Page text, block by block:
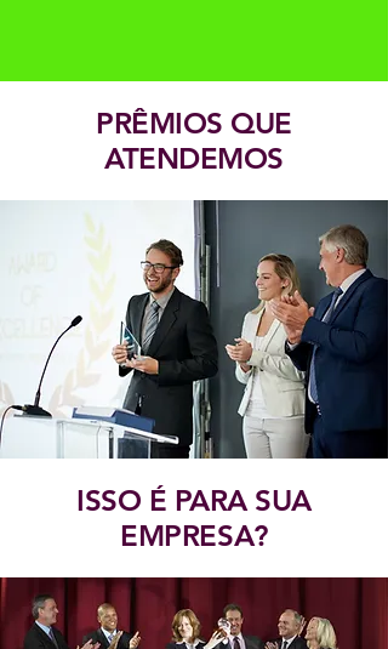
PRÊMIOS QUE
ATENDEMOS
ISSO É PARA SUA
EMPRESA?